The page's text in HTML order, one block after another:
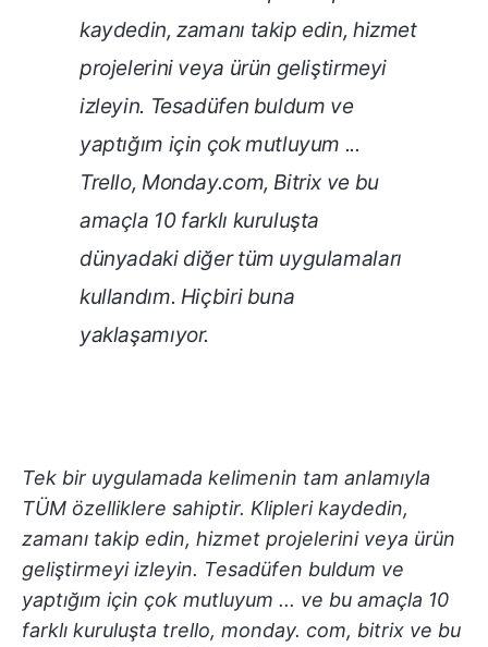
kaydedin, zamanı takip edin, hizmet
projelerini veya ürün geliştirmeyi
izleyin. Tesadüfen buldum ve
yaptığım için çok mutluyum ...
Trello, Monday.com, Bitrix ve bu
amaçla 10 farklı kuruluşta
dünyadaki diğer tüm uygulamaları
kullandım. Hiçbiri buna
yaklaşamıyor.
Tek bir uygulamada kelimenin tam anlamıyla
TÜM özelliklere sahiptir. Klipleri kaydedin,
zamanı takip edin, hizmet projelerini veya ürün
geliştirmeyi izleyin. Tesadüfen buldum ve
yaptığım için çok mutluyum ... ve bu amaçla 10
farklı kuruluşta trello, monday. com, bitrix ve bu